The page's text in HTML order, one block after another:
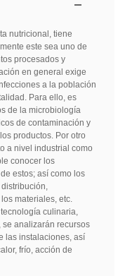
nutricional, tiene
este sea uno de
procesados y
en general exige
a la población
Para ello, es
de la microbiología
de contaminación y
productos. Por otro
a nivel industrial como
conocer los
estos; así como los
materiales, etc.
culinaria,
se analizarán recursos
las instalaciones, así
frío, acción de